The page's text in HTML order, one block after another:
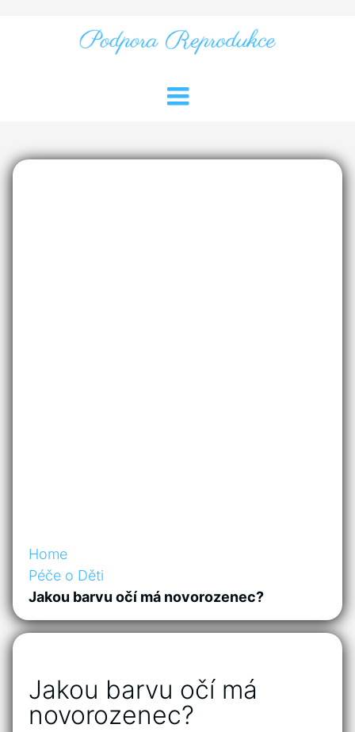
Home
Péče o Děti
Jakou barvu očí má novorozenec?
Jakou barvu očí má
novorozenec?